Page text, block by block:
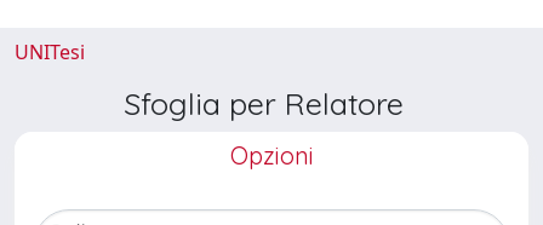
UNITesi
Sfoglia per Relatore
Opzioni